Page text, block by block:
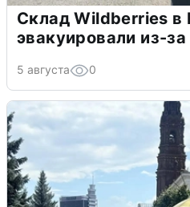
Склад Wildberries в
эвакуировали из-
5 августа 0